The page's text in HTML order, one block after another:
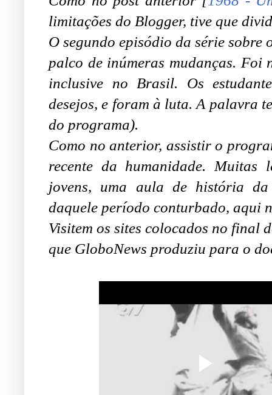
limitações do Blogger, tive que
O segundo episódio da série sobre
palco de inúmeras mudanças. Foi
inclusive no Brasil. Os
desejos, e foram à luta. A palavra
do programa).
Como no anterior, assistir o
recente da humanidade. Muitas
jovens, uma aula de história
daquele período conturbado, aqui
Visitem os sites colocados no final
que GloboNews produziu para o